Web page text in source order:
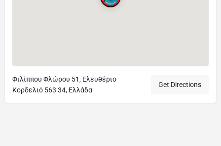
Φιλίππου Φλώρου 51, Ελευθέριο
Κορδελιό 563 34, Ελλάδα
Get Directions